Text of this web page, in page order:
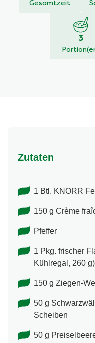
Gesamtzeit
3
Zutaten
1 Btl. KNORR
150 g Crème
Pfeffer
1 Pkg. frischer
Kühlregal, 260 g)
150 g Ziegen-
50 g
Scheiben
50 g